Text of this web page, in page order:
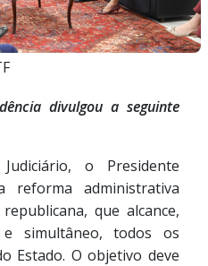
divulgou a seguinte
o Presidente
administrativa
que alcance,
simultâneo, todos os
Estado. O objetivo deve